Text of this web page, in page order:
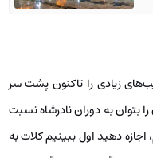
زیادی را تاکنون پشت سر
بتوان به دوران نادرشاه نسبت
اجازه دهید اول ببینیم کلات به